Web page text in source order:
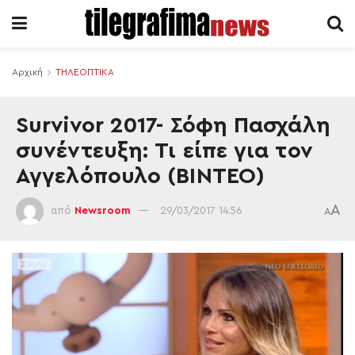
Αρχική ΤΗΛΕΟΠΤΙΚΑ
Survivor 2017- Σόφη Πασχάλη
συνέντευξη: Τι είπε για τον
Αγγελόπουλο (ΒΙΝΤΕΟ)
από Newsroom 29/03/2017 14:56 AA